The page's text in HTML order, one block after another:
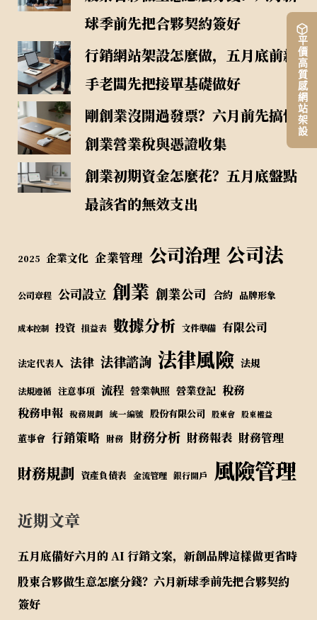
平價高質感網站架設
球季前先把合夥契約簽好
行銷網站架設怎麼做，五月底前新
手老闆先把接單基礎做好
剛創業沒開過發票？六月前先搞懂
創業營業稅與憑證收集
創業初期資金怎麼花？五月底盤點
最該省的無效支出
2025 企業文化 企業管理 公司治理 公司法
公司章程 公司設立 創業 創業公司 合約 品牌形象
成本控制 投資 損益表 數據分析 文件準備 有限公司
法定代表人 法律 法律諮詢 法律風險 法規
法規遵循 注意事項 流程 營業執照 營業登記 稅務
稅務申報 稅務規劃 統一編號 股份有限公司 股東會 股東權益
董事會 行銷策略 財務 財務分析 財務報表 財務管理
財務規劃 資產負債表 金流管理 銀行開戶 風險管理
近期文章
五月底備好六月的 AI 行銷文案，新創品牌這樣做更省時
股東合夥做生意怎麼分錢？六月新球季前先把合夥契約
簽好